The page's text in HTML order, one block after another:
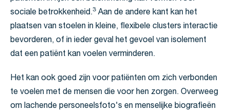
sociale betrokkenheid.3 Aan de andere kant kan het
plaatsen van stoelen in kleine, flexibele clusters interactie
bevorderen, of in ieder geval het gevoel van isolement
dat een patiënt kan voelen verminderen.
Het kan ook goed zijn voor patiënten om zich verbonden
te voelen met de mensen die voor hen zorgen. Overweeg
om lachende personeelsfoto's en menselijke biografieën